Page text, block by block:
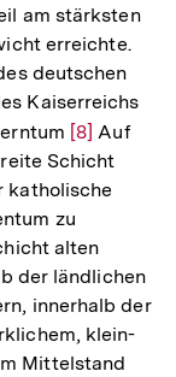
am stärksten
erreichte.
deutschen
Kaiserreichs
Zur
Auflösung
der
Fußnote
[8] Auf
Schicht
katholische
zu
alten
der ländlichen
innerhalb der
klein-
Mittelstand